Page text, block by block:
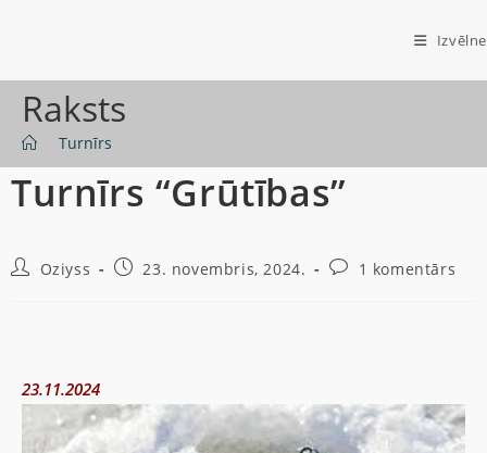
Izvēlne
Raksts
Turnīrs
Turnīrs “Grūtības”
Oziyss 23. novembris, 2024. 1 komentārs
23.11.2024